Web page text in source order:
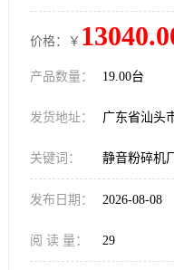
价格：￥
产品数量： 19.00台
发货地址： 广东省汕头
关键词： 静音粉碎机厂
发布日期： 2026-08-08
阅 读 量： 29